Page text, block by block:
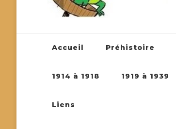
Accueil Préhistoire
1914 à 1918 1919 à 1939
Liens